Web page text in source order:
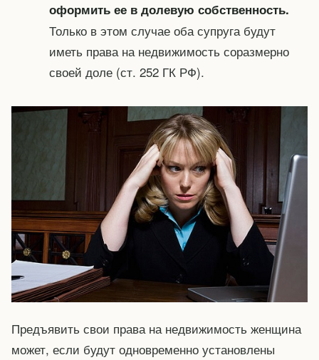
оформить ее в долевую собственность.
Только в этом случае оба супруга будут
иметь права на недвижимость соразмерно
своей доле (ст. 252 ГК РФ).
Предъявить свои права на недвижимость женщина
может, если будут одновременно установлены